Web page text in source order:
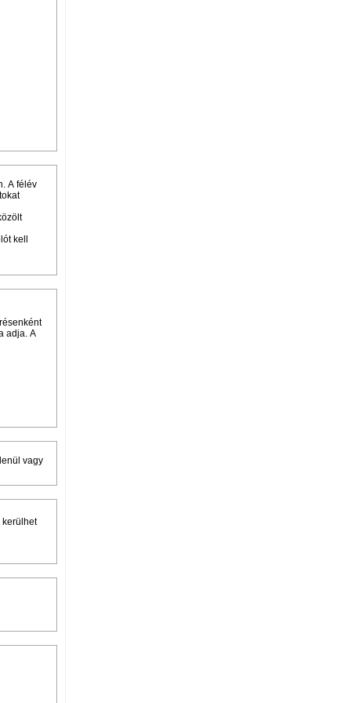
A félév
kell
adja. A
vagy
kerülhet